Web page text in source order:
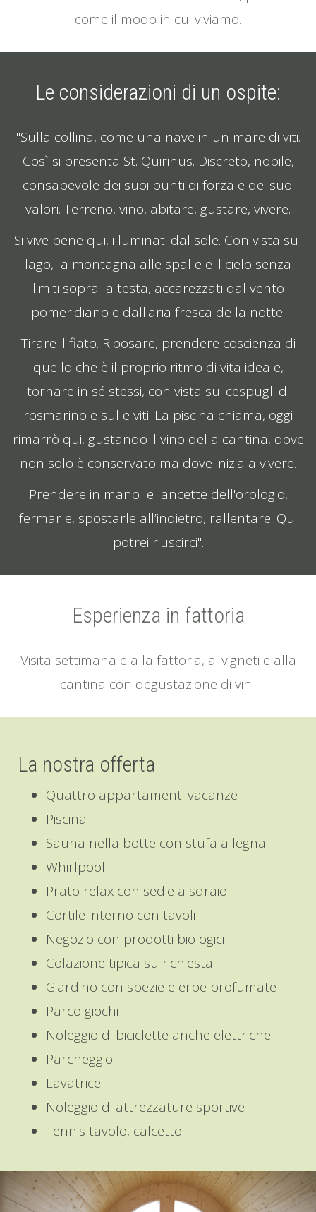
come il modo in cui viviamo.
Le considerazioni di un ospite:
"Sulla collina, come una nave in un mare di viti.
Così si presenta St. Quirinus. Discreto, nobile,
consapevole dei suoi punti di forza e dei suoi
valori. Terreno, vino, abitare, gustare, vivere.
Si vive bene qui, illuminati dal sole. Con vista sul
lago, la montagna alle spalle e il cielo senza
limiti sopra la testa, accarezzati dal vento
pomeridiano e dall'aria fresca della notte.
Tirare il fiato. Riposare, prendere coscienza di
quello che è il proprio ritmo di vita ideale,
tornare in sé stessi, con vista sui cespugli di
rosmarino e sulle viti. La piscina chiama, oggi
rimarrò qui, gustando il vino della cantina, dove
non solo è conservato ma dove inizia a vivere.
Prendere in mano le lancette dell'orologio,
fermarle, spostarle all’indietro, rallentare. Qui
potrei riuscirci".
Esperienza in fattoria
Visita settimanale alla fattoria, ai vigneti e alla
cantina con degustazione di vini.
La nostra offerta
Quattro appartamenti vacanze
Piscina
Sauna nella botte con stufa a legna
Whirlpool
Prato relax con sedie a sdraio
Cortile interno con tavoli
Negozio con prodotti biologici
Colazione tipica su richiesta
Giardino con spezie e erbe profumate
Parco giochi
Noleggio di biciclette anche elettriche
Parcheggio
Lavatrice
Noleggio di attrezzature sportive
Tennis tavolo, calcetto